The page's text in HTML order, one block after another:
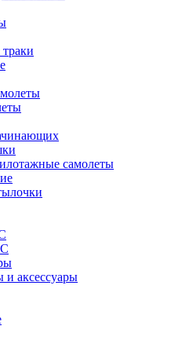
самолеты
и аксессуары